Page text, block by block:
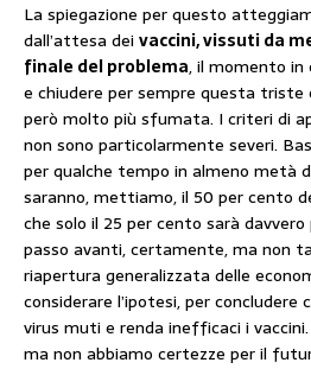
La spiegazione per questo
dall’attesa dei vaccini, vissuti da
finale del problema, il momento in
e chiudere per sempre questa triste
però molto più sfumata. I criteri di
non sono particolarmente severi.
per qualche tempo in almeno metà
saranno, mettiamo, il 50 per cento
che solo il 25 per cento sarà
passo avanti, certamente, ma non
riapertura generalizzata delle
considerare l’ipotesi, per
virus muti e renda inefficaci i
ma non abbiamo certezze per il